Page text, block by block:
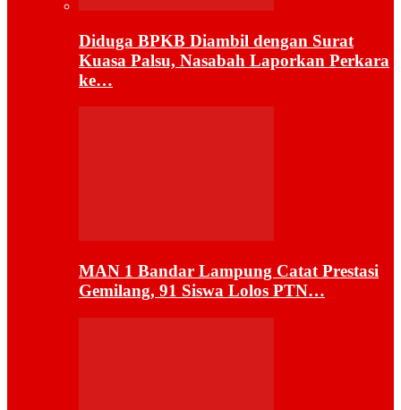
Diduga BPKB Diambil dengan Surat
Kuasa Palsu, Nasabah Laporkan Perkara
ke…
MAN 1 Bandar Lampung Catat Prestasi
Gemilang, 91 Siswa Lolos PTN…